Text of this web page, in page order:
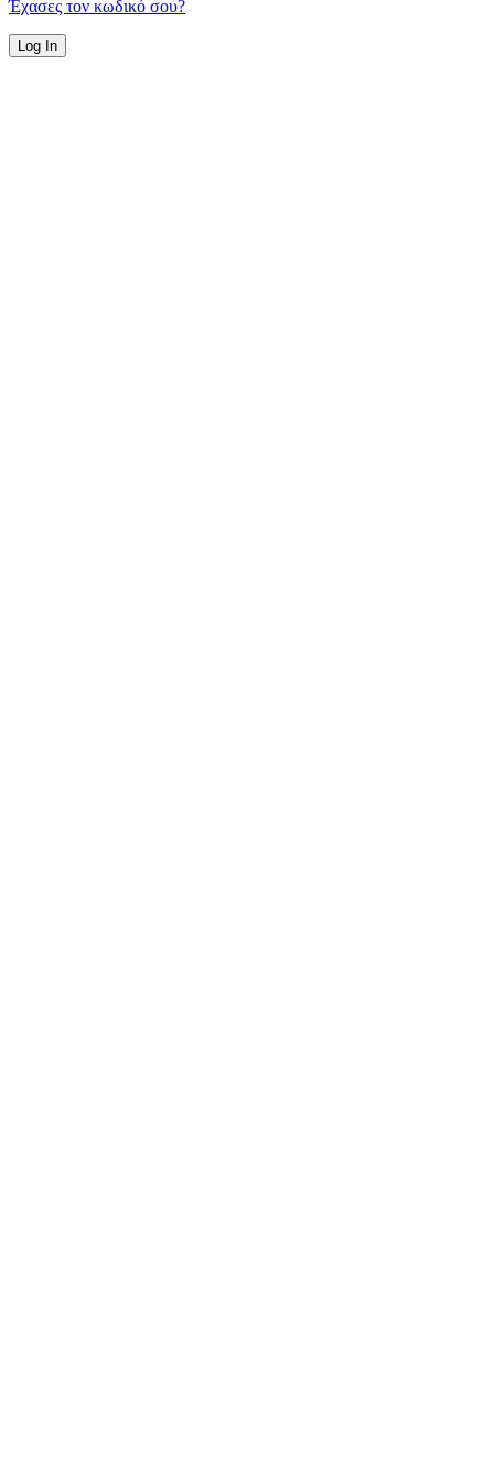
Έχασες τον κωδικό σου?